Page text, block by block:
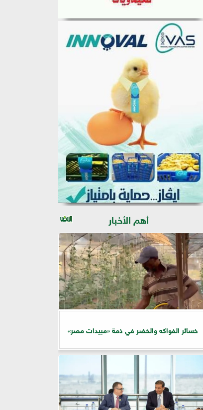
أهم الأخبار
خسائر الفواكه والخضر في ذمة «مبيدات مصر»